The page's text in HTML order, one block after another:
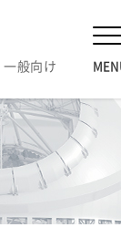
一般向け
2017 2016
2017 2016
2017 2016